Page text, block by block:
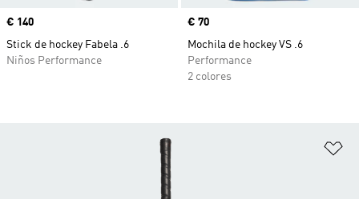
Precio
€ 140
Stick de hockey Fabela .6
Niños Performance
Precio
€ 70
Mochila de hockey VS .6
Performance
2 colores